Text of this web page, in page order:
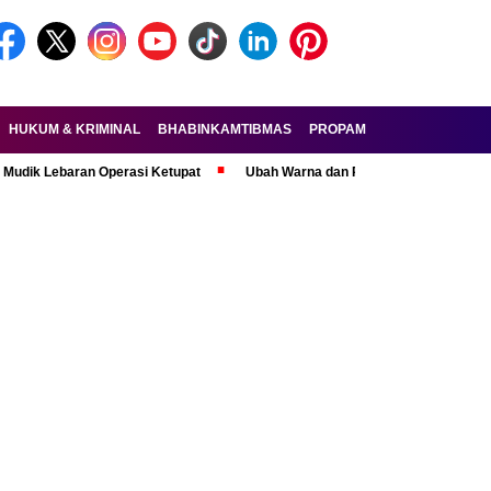
HUKUM & KRIMINAL BHABINKAMTIBMAS PROPAM
Operasi Ketupat Ubah Warna dan Pasang Pelat Palsu, Pelaku